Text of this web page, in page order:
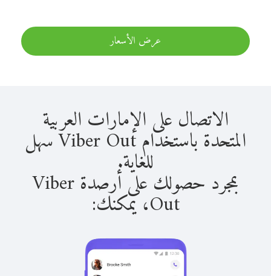
عرض الأسعار
الاتصال على الإمارات العربية
المتحدة باستخدام Viber Out سهل
للغاية.
بمجرد حصولك على أرصدة Viber
Out، يمكنك: